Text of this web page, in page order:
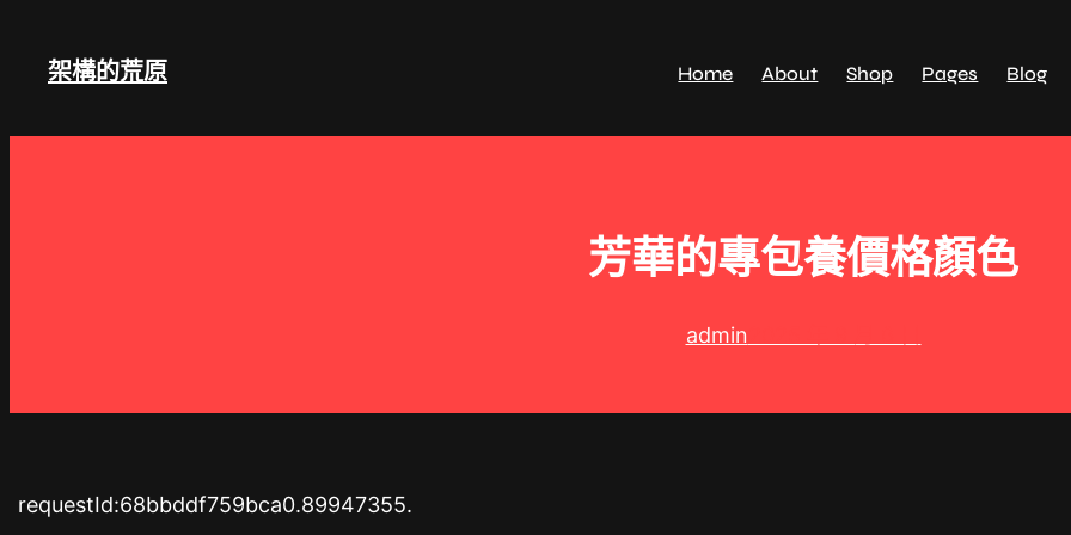
架構的荒原 Home About Shop Pages Blog
芳華的專包養價格顏色
admin
requestId:68bbddf759bca0.89947355.